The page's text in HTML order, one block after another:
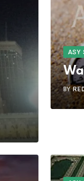
ASY
BY